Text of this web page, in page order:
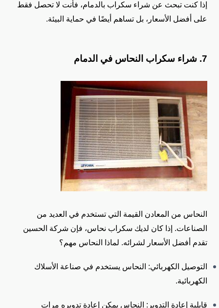
إذا كنت تبحث عن شراء سكراب بالدمام، فأنت لا تحصل فقط
على أفضل الأسعار، بل تساهم أيضًا في حماية البيئة.
7. شراء سكراب النحاس في الدمام
النحاس من المعادن القيمة التي تستخدم في العديد من
الصناعات. إذا كان لديك سكراب نحاس، فإن شركة الحسين
تقدم أفضل الأسعار لشرائه. لماذا النحاس مهم؟
التوصيل الكهربائي: النحاس يستخدم في صناعة الأسلاك
الكهربائية.
قابلية إعادة التدوير: النحاس يمكن إعادة تدويره مرات